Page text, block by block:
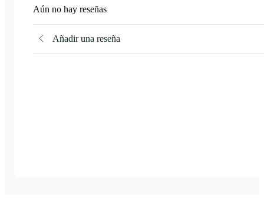
Aún no hay reseñas
Añadir una reseña